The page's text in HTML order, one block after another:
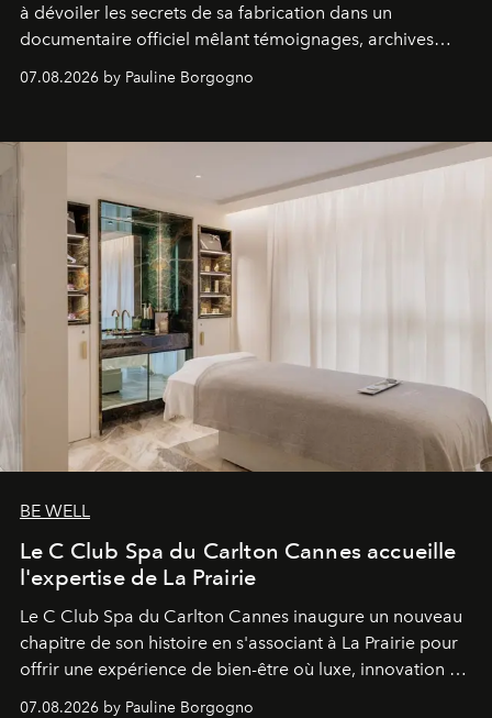
à dévoiler les secrets de sa fabrication dans un
documentaire officiel mêlant témoignages, archives
générationnel.
07.08.2026 by Pauline Borgogno
BE WELL
Le C Club Spa du Carlton Cannes accueille
l'expertise de La Prairie
Le C Club Spa du Carlton Cannes inaugure un nouveau
chapitre de son histoire en s'associant à La Prairie pour
offrir une expérience de bien-être où luxe, innovation et
07.08.2026 by Pauline Borgogno